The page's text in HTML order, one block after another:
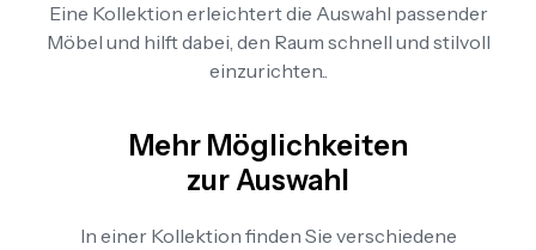
Eine Kollektion erleichtert die Auswahl passender
Möbel und hilft dabei, den Raum schnell und stilvoll
einzurichten..
Mehr Möglichkeiten
zur Auswahl
In einer Kollektion finden Sie verschiedene